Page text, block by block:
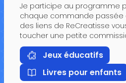
Je participe au programme
chaque commande passée
des liens de ReCreatisse
toucher une petite
Jeux éducatifs
Livres pour enfants